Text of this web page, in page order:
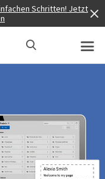
Schritten! Jetzt